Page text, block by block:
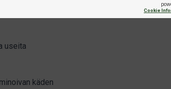
Cookie
useita
käden